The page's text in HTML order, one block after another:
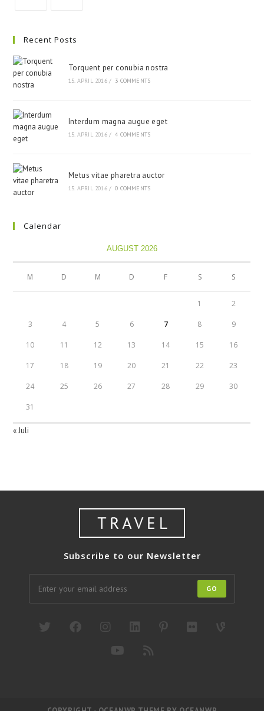
Recent Posts
Torquent per conubia nostra
15. APRIL 2016 / 3 COMMENTS
Interdum magna augue eget
15. APRIL 2016 / 4 COMMENTS
Metus vitae pharetra auctor
15. APRIL 2016 / 0 COMMENTS
Calendar
AUGUST 2026
M D M D F S S
1 2
3 4 5 6 7 8 9
10 11 12 13 14 15 16
17 18 19 20 21 22 23
24 25 26 27 28 29 30
31
« Juli
Subscribe to our Newsletter
GO